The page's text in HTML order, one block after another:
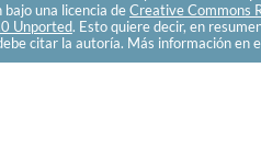
una licencia de Creative Commons
Unported. Esto quiere decir, en
citar la autoría. Más información en